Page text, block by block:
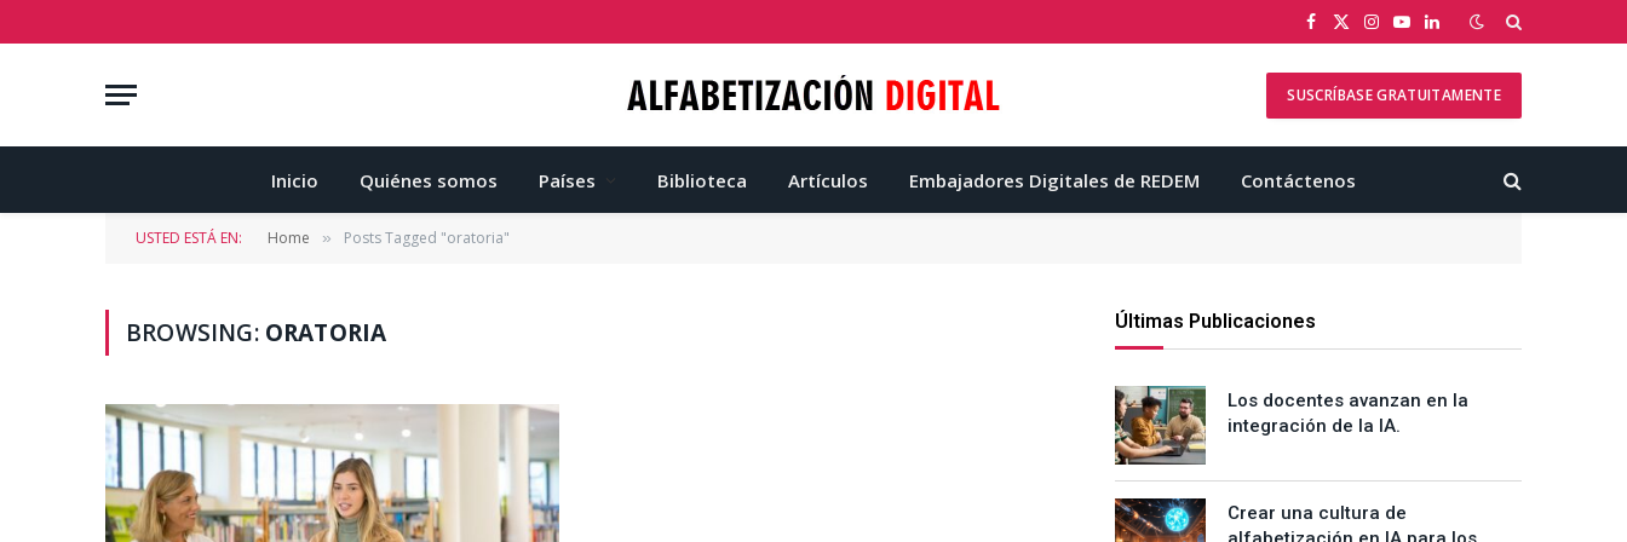
Facebook
X
Instagram
YouTube
LinkedIn
SUSCRÍBASE GRATUITAMENTE
Inicio Quiénes somos Países Biblioteca Artículos Embajadores Digitales de REDEM Contáctenos
USTED ESTÁ EN: Home » Posts Tagged "oratoria"
BROWSING: ORATORIA Últimas Publicaciones
Los docentes avanzan en la
integración de la IA.
Crear una cultura de